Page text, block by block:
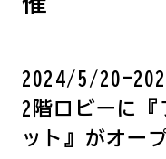
2024/5/20-
2階ロビーに
ット』がオー